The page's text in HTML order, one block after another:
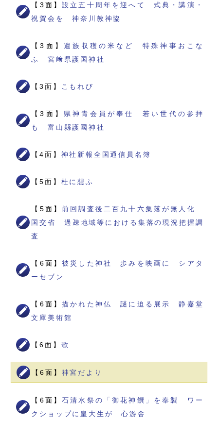
【3面】設立五十周年を迎へて 式典・講演・
祝賀会を 神奈川教神協
【3面】 遺族収穫の米など 特殊神事おこな
ふ 宮﨑県護国神社
【3面】 こもれび
【3面】 県神青会員が奉仕 若い世代の参拝
も 富山縣護國神社
【4面】 神社新報全国通信員名簿
【5面】 杜に想ふ
【5面】前回調査後二百九十六集落が無人化
国交省 過疎地域等における集落の現況把握調
査
【6面】被災した神社 歩みを映画に シアタ
ーセブン
【6面】描かれた神仏 謎に迫る展示 静嘉堂
文庫美術館
【6面】 歌
【6面】 神宮だより
【6面】石清水祭の「御花神饌」を奉製 ワー
クショップに皇大生が 心游舎